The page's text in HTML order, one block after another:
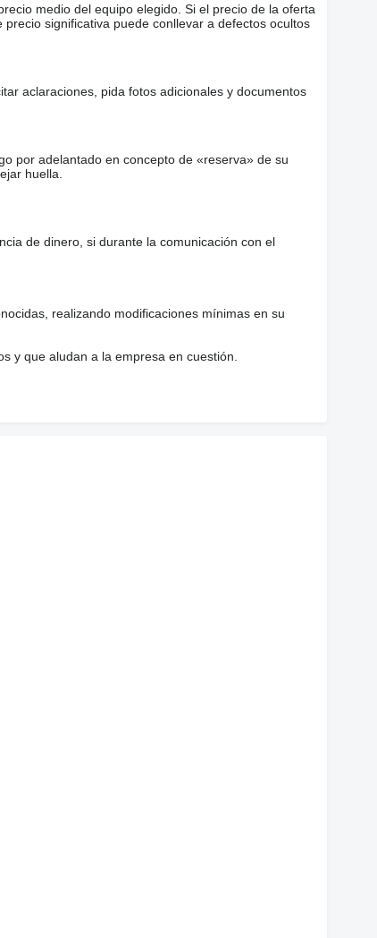
medio del equipo elegido. Si el precio de la oferta
significativa puede conllevar a defectos ocultos
aclaraciones, pida fotos adicionales y documentos
por adelantado en concepto de «reserva» de su
huella.
de dinero, si durante la comunicación con el
realizando modificaciones mínimas en su
y que aludan a la empresa en cuestión.